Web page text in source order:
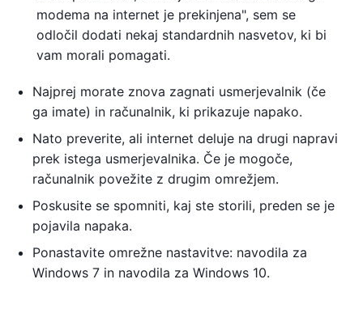
modema na internet je prekinjena", sem se
odločil dodati nekaj standardnih nasvetov, ki bi
vam morali pomagati.
Najprej morate znova zagnati usmerjevalnik (če
ga imate) in računalnik, ki prikazuje napako.
Nato preverite, ali internet deluje na drugi napravi
prek istega usmerjevalnika. Če je mogoče,
računalnik povežite z drugim omrežjem.
Poskusite se spomniti, kaj ste storili, preden se je
pojavila napaka.
Ponastavite omrežne nastavitve: navodila za
Windows 7 in navodila za Windows 10.